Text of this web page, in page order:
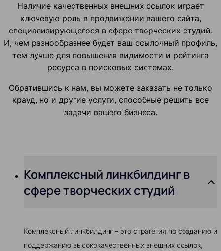
Наличие качественных внешних ссылок играет
ключевую роль в продвижении вашего сайта,
специализирующегося в сфере творческих студий.
И, чем разнообразнее будет ваш ссылочный профиль,
тем лучше для повышения видимости и рейтинга
ресурса в поисковых системах.
Обратившись к нам, вы можете заказать не только
крауд, но и другие услуги, способные решить все
задачи вашего бизнеса.
Комплексный линкбилдинг в
сфере творческих студий
Комплексный линкбилдинг – это стратегия по созданию и
поддержанию высококачественных внешних ссылок,